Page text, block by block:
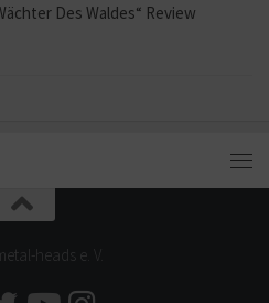
Des Waldes“ Review
heads e. V.